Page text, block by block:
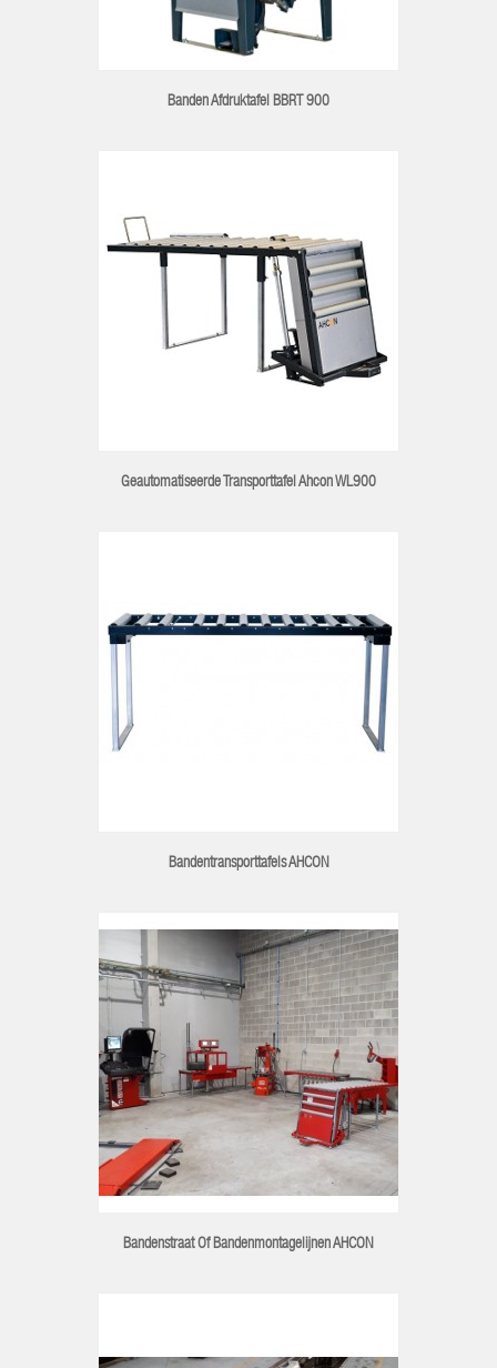
Banden Afdruktafel BBRT 900
Geautomatiseerde Transporttafel Ahcon WL900
Bandentransporttafels AHCON
Bandenstraat Of Bandenmontagelijnen AHCON